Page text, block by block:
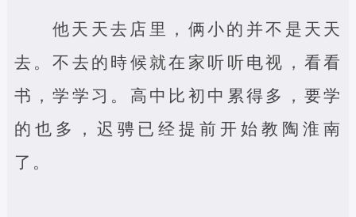
他天天去店里，俩小的并不是天天
去。不去的時候就在家听听电视，看看
书，学学习。高中比初中累得多，要学
的也多，迟骋已经提前开始教陶淮南
了。